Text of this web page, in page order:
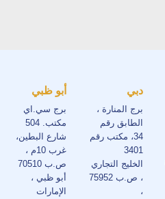
دبي
برج المنارة ،
الطابق رقم
34، مكتب رقم
3401
الخليج التجاري
، ص.ب 75952
،
أبو ظبي
برج سي.اي
مكتب. 504
شارع البطين،
غرب 10م ،
ص.ب 70510
أبو ظبي ،
الإمارات